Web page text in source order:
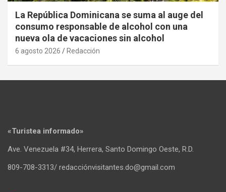
La República Dominicana se suma al auge del
consumo responsable de alcohol con una
nueva ola de vacaciones sin alcohol
6 agosto 2026 Redacción
«Turistea informado»
Ave. Venezuela #34, Herrera, Santo Domingo Oeste, R.D.
809-708-3313/ redacciónvisitantes.do@gmail.com